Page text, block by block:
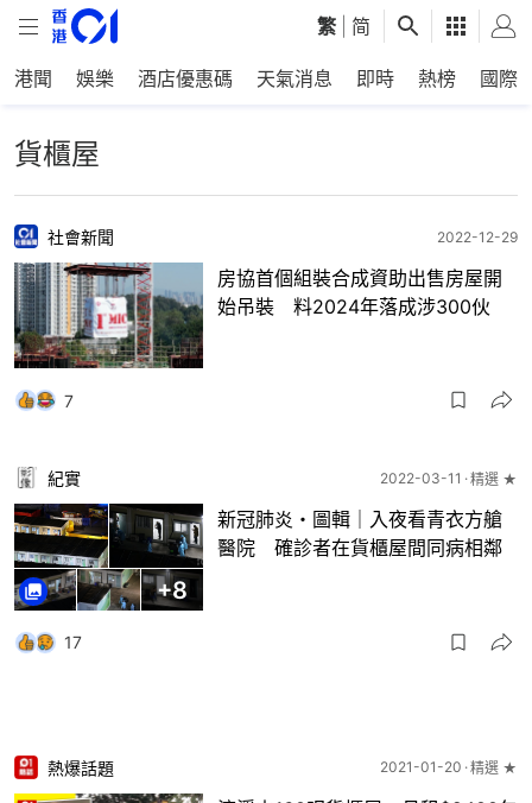
繁 简
港聞 娛樂 酒店優惠碼 天氣消息 即時 熱榜 國際
貨櫃屋
社會新聞 2022-12-29
房協首個組裝合成資助出售房屋開
始吊裝 料2024年落成涉300伙
7
+8
紀實 2022-03-11 精選 ★
新冠肺炎・圖輯｜入夜看青衣方艙
醫院 確診者在貨櫃屋間同病相鄰
17
熱爆話題 2021-01-20 精選 ★